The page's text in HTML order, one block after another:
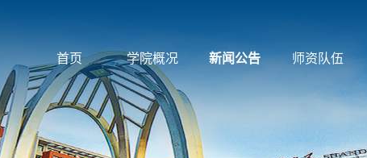
首页 学院概况 新闻公告 师资队伍